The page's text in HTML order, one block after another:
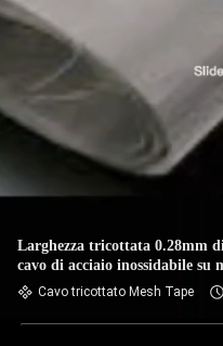
Larghezza tricottata 0.28mm
cavo di acciaio inossidabile su
parassiti
Cavo tricottato Mesh Tape